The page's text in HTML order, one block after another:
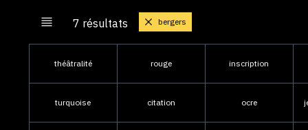
7 résultats bergers
théâtralité rouge inscription
turquoise citation ocre